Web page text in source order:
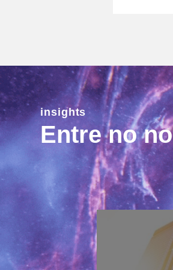
insights
Entre no